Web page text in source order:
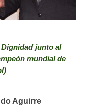
junto al
mundial de
Aguirre